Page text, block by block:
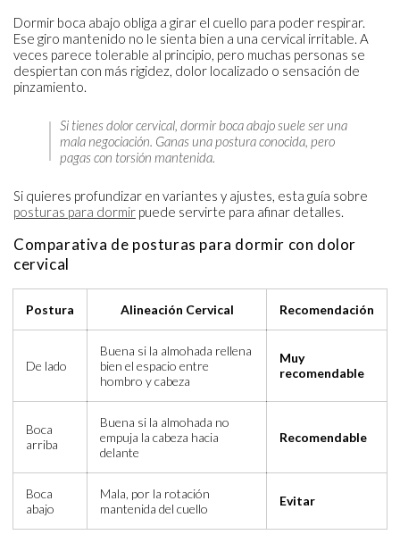
Dormir boca abajo obliga a girar el cuello para poder respirar.
Ese giro mantenido no le sienta bien a una cervical irritable. A
veces parece tolerable al principio, pero muchas personas se
despiertan con más rigidez, dolor localizado o sensación de
pinzamiento.
Si tienes dolor cervical, dormir boca abajo suele ser una
mala negociación. Ganas una postura conocida, pero
pagas con torsión mantenida.
Si quieres profundizar en variantes y ajustes, esta guía sobre
posturas para dormir puede servirte para afinar detalles.
Comparativa de posturas para dormir con dolor
cervical
Postura Alineación Cervical Recomendación
De lado
Buena si la almohada rellena
bien el espacio entre
hombro y cabeza
Muy
recomendable
Boca
arriba
Buena si la almohada no
empuja la cabeza hacia
delante
Recomendable
Boca
abajo
Mala, por la rotación
mantenida del cuello
Evitar